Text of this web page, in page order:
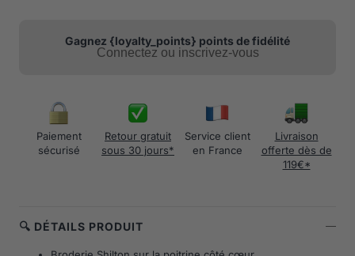
Gagnez {loyalty_points} points de fidélité
Connectez ou inscrivez-vous
Paiement
sécurisé
Retour gratuit
sous 30 jours*
Service client
en France
Livraison
offerte dès de
119€*
🔍 DÉTAILS PRODUIT